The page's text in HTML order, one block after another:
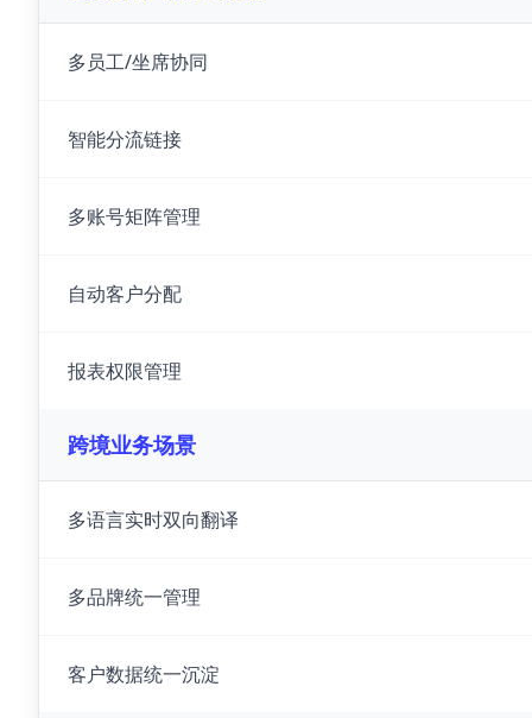
多员工/坐席协同
智能分流链接
多账号矩阵管理
自动客户分配
报表权限管理
跨境业务场景
多语言实时双向翻译
多品牌统一管理
客户数据统一沉淀